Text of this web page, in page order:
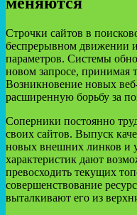
Строчки сайтов в
беспрерывном движении
параметров. Системы
новом запросе, принимая
Возникновение новых
расширенную борьбу за
Соперники постоянно
своих сайтов. Выпуск
новых внешних линков и
характеристик дают
превосходить текущих
совершенствование
выталкивают его из